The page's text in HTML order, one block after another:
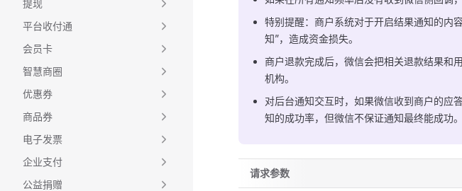
提现
平台收付通
会员卡
智慧商圈
优惠券
商品券
电子发票
企业支付
公益捐赠
特别提醒：商户系统对于开启结果通知的内
知”，造成资金损失。
商户退款完成后，微信会把相关退款结果和
机构。
对后台通知交互时，如果微信收到商户的应
知的成功率，但微信不保证通知最终能成
请求参数